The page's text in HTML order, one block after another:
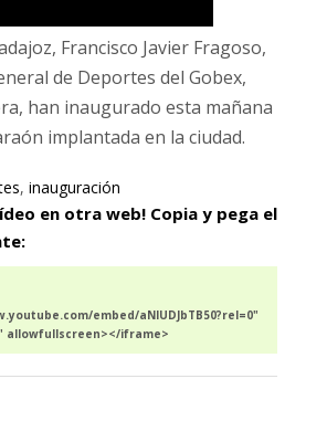
Francisco Javier Fragoso,
de Deportes del Gobex,
han inaugurado esta mañana
implantada en la ciudad.
, inauguración
en otra web! Copia y pega el
embed/aNIUDJbTB50?rel=0"
allowfullscreen></iframe>